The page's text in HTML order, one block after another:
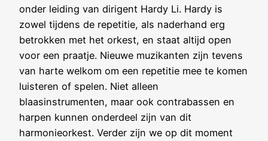
onder leiding van dirigent Hardy Li. Hardy is
zowel tijdens de repetitie, als naderhand erg
betrokken met het orkest, en staat altijd open
voor een praatje. Nieuwe muzikanten zijn tevens
van harte welkom om een repetitie mee te komen
luisteren of spelen. Niet alleen
blaasinstrumenten, maar ook contrabassen en
harpen kunnen onderdeel zijn van dit
harmonieorkest. Verder zijn we op dit moment